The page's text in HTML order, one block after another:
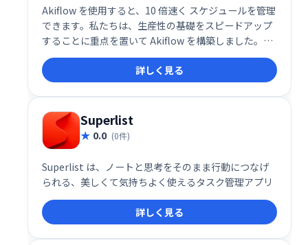
Akiflow を使用すると、10 倍速く スケジュールを管理
できます。私たちは、生産性の基礎をスピードアップ
することに重点を置いて Akiflow を構築しました。つ
まり、タスクをキャプチャし、処理し、何に取り組め
ばよいかを常に把握しています。
詳しく見る
Superlist
0.0 (0件)
Superlist は、ノートと思考をそのまま行動につなげ
られる、美しくて気持ちよく使えるタスク管理アプリ
詳しく見る